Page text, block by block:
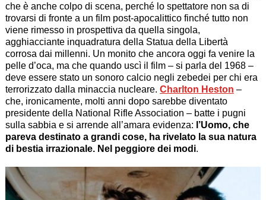
che è anche colpo di scena, perché lo spettatore non sa di
trovarsi di fronte a un film post-apocalittico finché tutto non
viene rimesso in prospettiva da quella singola,
agghiacciante inquadratura della Statua della Libertà
corrosa dai millenni. Un monito che ancora oggi fa venire la
pelle d’oca, ma che quando uscì il film – si parla del 1968 –
deve essere stato un sonoro calcio negli zebedei per chi era
terrorizzato dalla minaccia nucleare. Charlton Heston –
che, ironicamente, molti anni dopo sarebbe diventato
presidente della National Rifle Association – batte i pugni
sulla sabbia e si arrende all’amara evidenza: l’Uomo, che
pareva destinato a grandi cose, ha rivelato la sua natura
di bestia irrazionale. Nel peggiore dei modi.